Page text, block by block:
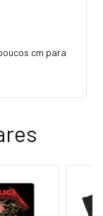
cm para